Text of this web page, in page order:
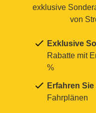
exklusive
von
Exklusive
Rabatte mit
%
Erfahren
Fahrplänen